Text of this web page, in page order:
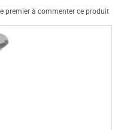
premier à commenter ce produit